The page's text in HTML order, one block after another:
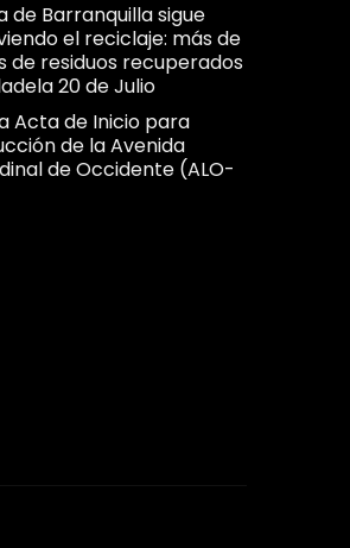
de Barranquilla sigue
el reciclaje: más de
de residuos recuperados
20 de Julio
Acta de Inicio para
de la Avenida
de Occidente (ALO-